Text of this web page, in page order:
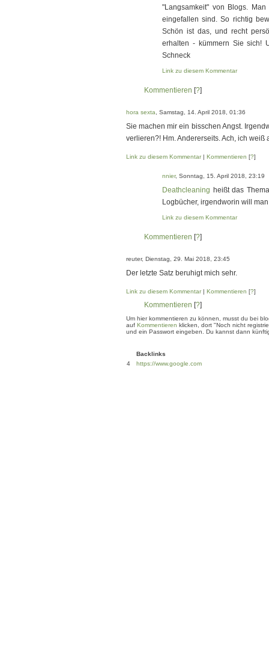
"Langsamkeit" von Blogs.
eingefallen sind. So richtig
Schön ist das, und recht
erhalten - kümmern Sie sich!
Schneck
Link zu diesem Kommentar
Kommentieren [?]
hora sexta , Samstag, 14. April 2018, 01:36
Sie machen mir ein bisschen Angst.
verlieren?! Hm. Andererseits. Ach, ich weiß
Link zu diesem Kommentar| Kommentieren [?]
nnier, Sonntag, 15. April 2018, 23:19
Deathcleaning heißt das
Logbücher, irgendworin will
Link zu diesem Kommentar
Kommentieren [?]
reuter, Dienstag, 29. Mai 2018, 23:45
Der letzte Satz beruhigt mich sehr.
Link zu diesem Kommentar| Kommentieren [?]
Kommentieren [?]
Um hier kommentieren zu können, musst du bei
auf Kommentieren klicken, dort "Noch nicht
und ein Passwort eingeben. Du kannst dann
Backlinks
4
https://www.google.com